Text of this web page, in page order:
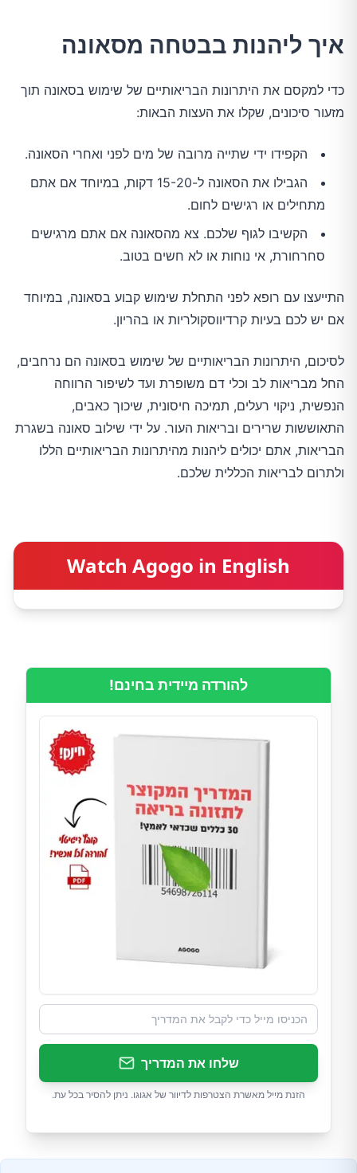
איך ליהנות בבטחה מסאונה
כדי למקסם את היתרונות הבריאותיים של שימוש בסאונה תוך
מזעור סיכונים, שקלו את העצות הבאות:
הקפידו ידי שתייה מרובה של מים לפני ואחרי הסאונה.
הגבילו את הסאונה ל-15-20 דקות, במיוחד אם אתם
מתחילים או רגישים לחום.
הקשיבו לגוף שלכם. צא מהסאונה אם אתם מרגישים
סחרחורת, אי נוחות או לא חשים בטוב.
התייעצו עם רופא לפני התחלת שימוש קבוע בסאונה, במיוחד
אם יש לכם בעיות קרדיווסקולריות או בהריון.
לסיכום, היתרונות הבריאותיים של שימוש בסאונה הם נרחבים,
החל מבריאות לב וכלי דם משופרת ועד לשיפור הרווחה
הנפשית, ניקוי רעלים, תמיכה חיסונית, שיכוך כאבים,
התאוששות שרירים ובריאות העור. על ידי שילוב סאונה בשגרת
הבריאות, אתם יכולים ליהנות מהיתרונות הבריאותיים הללו
ולתרום לבריאות הכללית שלכם.
Watch Agogo in English
להורדה מיידית בחינם!
שלחו את המדריך
הזנת מייל מאשרת הצטרפות לדיוור של אגוגו. ניתן להסיר בכל עת.